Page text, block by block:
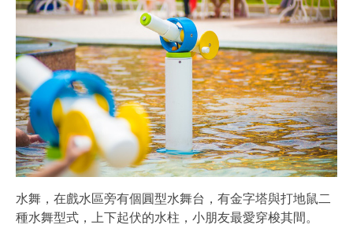
水舞，在戲水區旁有個圓型水舞台，有金字塔與打地鼠二
種水舞型式，上下起伏的水柱，小朋友最愛穿梭其間。